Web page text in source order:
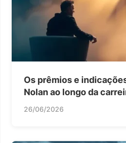
Os prêmios e
Nolan ao longo da
26/06/2026